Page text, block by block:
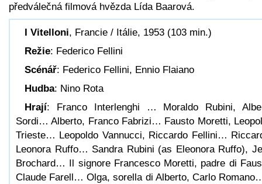
předválečná filmová hvězda Lída Baarová.
I Vitelloni, Francie / Itálie, 1953 (103 min.)
Režie: Federico Fellini
Scénář: Federico Fellini, Ennio Flaiano
Hudba: Nino Rota
Hrají: Franco Interlenghi … Moraldo Rubini,
Sordi… Alberto, Franco Fabrizi… Fausto Moretti,
Trieste… Leopoldo Vannucci, Riccardo Fellini…
Leonora Ruffo… Sandra Rubini (as Eleonora Ruffo),
Brochard… Il signore Francesco Moretti, padre di
Claude Farell… Olga, sorella di Alberto, Carlo